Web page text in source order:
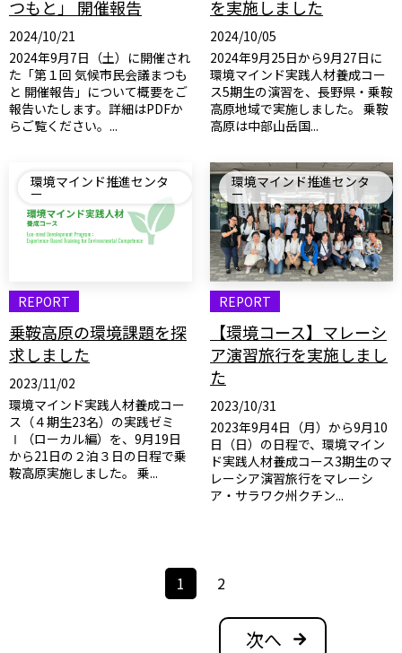
つもと」 開催報告
2024/10/21
2024年9月7日（土）に開催され
た「第１回 気候市民会議まつも
と 開催報告」について概要をご
報告いたします。詳細はPDFか
らご覧ください。...
を実施しました
2024/10/05
2024年9月25日から9月27日に
環境マインド実践人材養成コー
ス5期生の演習を、長野県・乗鞍
高原地域で実施しました。 乗鞍
高原は中部山岳国...
環境マインド推進センタ
ー
REPORT
乗鞍高原の環境課題を探
求しました
2023/11/02
環境マインド実践人材養成コー
ス（４期生23名）の実践ゼミ
Ⅰ（ローカル編）を、9月19日
から21日の２泊３日の日程で乗
鞍高原実施しました。 乗...
環境マインド推進センタ
ー
REPORT
【環境コース】マレーシ
ア演習旅行を実施しまし
た
2023/10/31
2023年9月4日（月）から9月10
日（日）の日程で、環境マイン
ド実践人材養成コース3期生のマ
レーシア演習旅行をマレーシ
ア・サラワク州クチン...
1 2
次へ